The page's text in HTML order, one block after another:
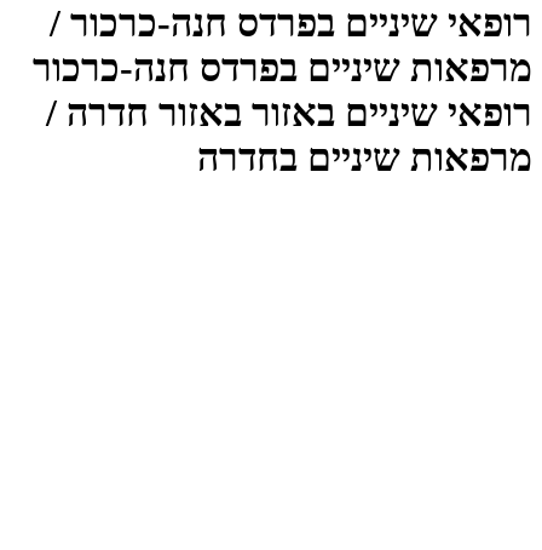
רופאי שיניים בפרדס חנה-כרכור /
מרפאות שיניים בפרדס חנה-כרכור
רופאי שיניים באזור באזור חדרה /
מרפאות שיניים בחדרה